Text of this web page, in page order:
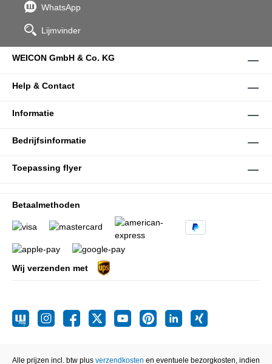
WhatsApp
Lijmvinder
WEICON GmbH & Co. KG
Help & Contact
Informatie
Bedrijfsinformatie
Toepassing flyer
Betaalmethoden
Wij verzenden met
Alle prijzen incl. btw plus verzendkosten en eventuele bezorgkosten, indien